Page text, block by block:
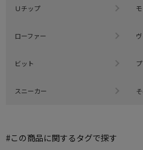
Ｕチップ
ローファー
ビット
スニーカー
#この商品に関するタグで探す